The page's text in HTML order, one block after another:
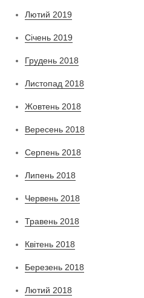
Лютий 2019
Січень 2019
Грудень 2018
Листопад 2018
Жовтень 2018
Вересень 2018
Серпень 2018
Липень 2018
Червень 2018
Травень 2018
Квітень 2018
Березень 2018
Лютий 2018